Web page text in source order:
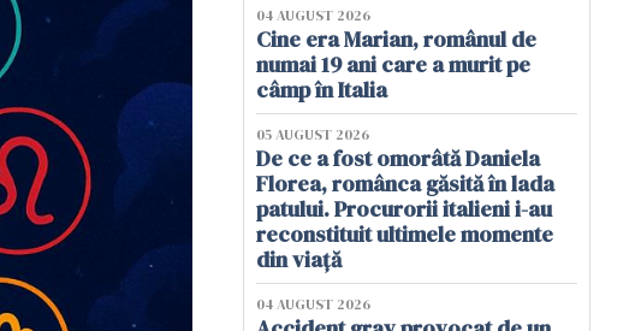
04 AUGUST 2026
Cine era Marian, românul de
numai 19 ani care a murit pe
câmp în Italia
05 AUGUST 2026
De ce a fost omorâtă Daniela
Florea, românca găsită în lada
patului. Procurorii italieni i-au
reconstituit ultimele momente
din viață
04 AUGUST 2026